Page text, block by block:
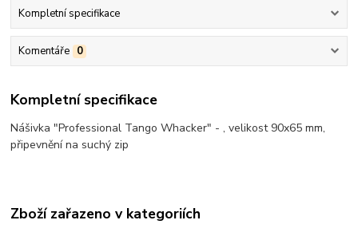
Kompletní specifikace
Komentáře 0
Kompletní specifikace
Nášivka "Professional Tango Whacker" - , velikost 90x65 mm,
připevnění na suchý zip
Zboží zařazeno v kategoriích